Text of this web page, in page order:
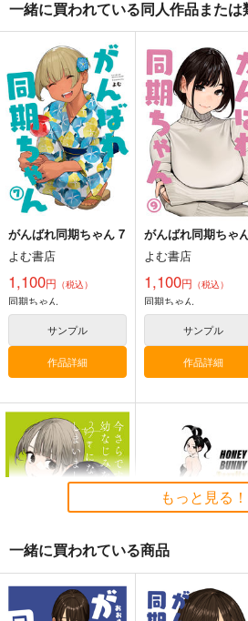
黒白のアヴェスター 3
神座万象・第十四機
関
専売 2,178円（税込）
オリジナル
サンプル
カート
黒白のアヴェスタ
神座万象・第十四
関
専売 3,144円（税
オリジナル
サンプル
カート
黒白のアヴェスター 2
神座万象・第十四機
オリジナル
カート
通勤道中であの娘が
んつを見せてくる本
13嘘つき屋
662
オリジナル
カート
一緒に買われている同人作品または
がんばれ同期ちゃん 7
よむ書店
1,100円 （税込）
同期ちゃん
サンプル
作品詳細
がんばれ同期ちゃ
よむ書店
1,100円 （税込）
同期ちゃん
サンプル
作品詳細
今さらですが、幼なじ
HONEY BUNNY
もっと見る！
一緒に買われている商品